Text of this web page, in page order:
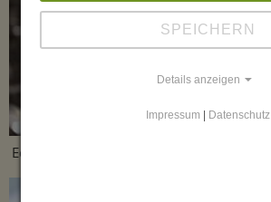
Edle Tropfen im Barriquefass
SPEICHERN
Details anzeigen
Impressum Datenschutz